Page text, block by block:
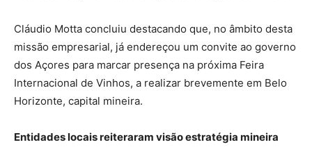
Cláudio Motta concluiu destacando que, no âmbito desta
missão empresarial, já endereçou um convite ao governo
dos Açores para marcar presença na próxima Feira
Internacional de Vinhos, a realizar brevemente em Belo
Horizonte, capital mineira.
Entidades locais reiteraram visão estratégia mineira